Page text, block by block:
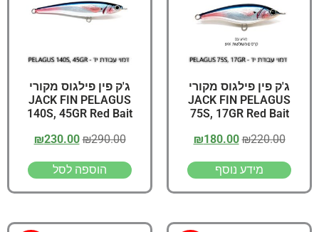
ג'ק פין פילגוס מקורי
JACK FIN PELAGUS
75S, 17GR Red Bait
₪220.00
₪180.00
מידע נוסף
ג'ק פין פילגוס מקורי
JACK FIN PELAGUS
140S, 45GR Red Bait
₪290.00
₪230.00
הוספה לסל